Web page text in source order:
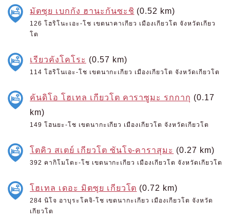
มัตซุย เบกกัง ฮานะกันซะชิ (0.52 km)
126 โฮริโนะเอะ-โช เขตนาคาเกียว เมืองเกียวโต จังหวัดเกียว
โต
เรียวคังโคโระ (0.57 km)
114 โฮริโนเอะ-โช เขตนากะเกียว เมืองเกียวโต จังหวัดเกียวโต
คันดิโอ โฮเทล เกียวโต คาราซูมะ รกกากุ (0.17
km)
149 โฮนยะ-โช เขตนากะเกียว เมืองเกียวโต จังหวัดเกียวโต
โตคิว สเตย์ เกียวโต ซันโจ-คาราสุมะ (0.27 km)
392 คากิโมโตะ-โช เขตนากะเกียว เมืองเกียวโต จังหวัดเกียวโต
โฮเทล เดอะ มิตซุย เกียวโต (0.72 km)
284 นิโจ อาบุระโคจิ-โช เขตนากะเกียว เมืองเกียวโต จังหวัด
เกียวโต